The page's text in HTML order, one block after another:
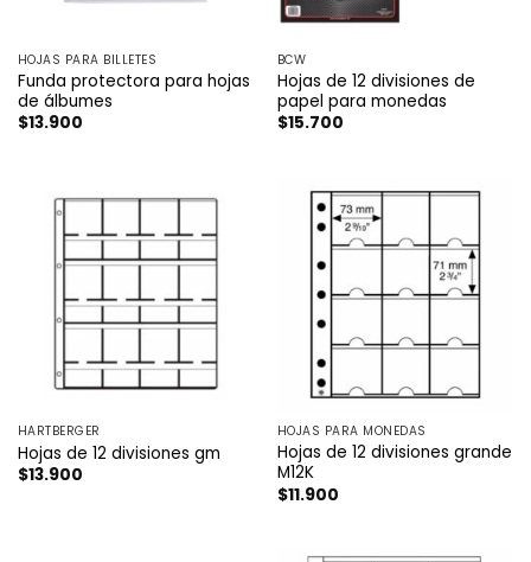
HOJAS PARA BILLETES
Funda protectora para hojas
de álbumes
$13.900
BCW
Hojas de 12 divisiones de
papel para monedas
$15.700
HARTBERGER
Hojas de 12 divisiones gm
$13.900
HOJAS PARA MONEDAS
Hojas de 12 divisiones grande
M12K
$11.900